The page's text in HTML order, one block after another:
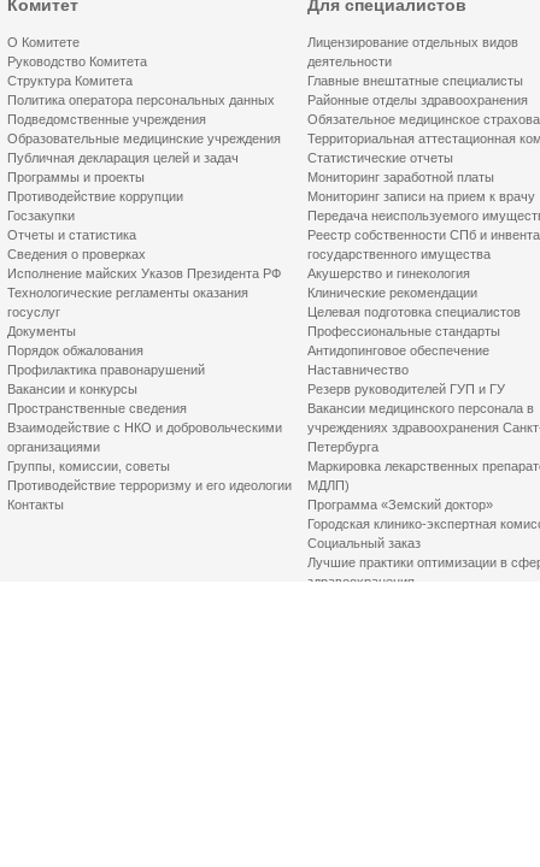
Комитет
О Комитете
Руководство Комитета
Структура Комитета
Политика оператора персональных данных
Подведомственные учреждения
Образовательные медицинские учреждения
Публичная декларация целей и задач
Программы и проекты
Противодействие коррупции
Госзакупки
Отчеты и статистика
Сведения о проверках
Исполнение майских Указов Президента РФ
Технологические регламенты оказания
госуслуг
Документы
Порядок обжалования
Профилактика правонарушений
Вакансии и конкурсы
Пространственные сведения
Взаимодействие с НКО и добровольческими
организациями
Группы, комиссии, советы
Противодействие терроризму и его идеологии
Контакты
Для специалистов
Лицензирование отдельных видов
деятельности
Главные внештатные специалисты
Районные отделы здравоохранения
Обязательное медицинское
Территориальная аттестационная
Статистические отчеты
Мониторинг заработной платы
Мониторинг записи на прием к врачу
Передача неиспользуемого
Реестр собственности СПб и
государственного имущества
Акушерство и гинекология
Клинические рекомендации
Целевая подготовка специалистов
Профессиональные стандарты
Антидопинговое обеспечение
Наставничество
Резерв руководителей ГУП и ГУ
Вакансии медицинского персонала в
учреждениях здравоохранения
Петербурга
Маркировка лекарственных
МДЛП)
Программа «Земский доктор»
Городская клинико-экспертная
Социальный заказ
Лучшие практики оптимизации в
здравоохранения